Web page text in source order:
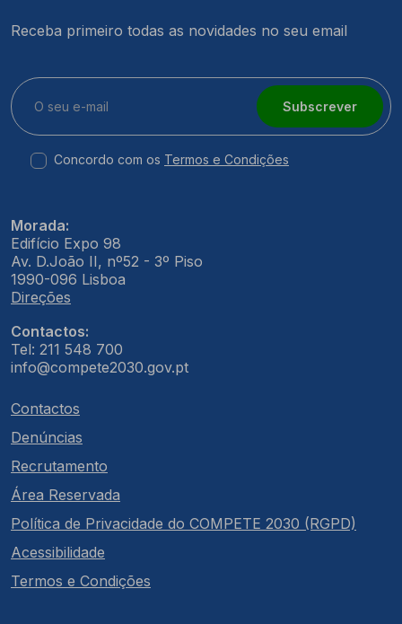
Receba primeiro todas as novidades no seu email
Subscrever
Concordo com os Termos e Condições
Morada:
Edifício Expo 98
Av. D.João II, nº52 - 3º Piso
1990-096 Lisboa
Direções
Contactos:
Tel: 211 548 700
info@compete2030.gov.pt
Contactos
Denúncias
Recrutamento
Área Reservada
Política de Privacidade do COMPETE 2030 (RGPD)
Acessibilidade
Termos e Condições